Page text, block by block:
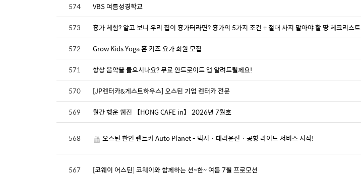
574
VBS 여름성경학교
573
흉가 체험? 알고 보니 우리 집이 흉가터라면? 흉가의 5가지 조건 + 절대 사지 말아야 할 땅 체크리스트
572
Grow Kids Yoga 홈 키즈 요가 회원 모집
571
항상 음악을 들으시나요? 무료 안드로이드 앱 알려드릴께요!
570
[JP렌터카&게스트하우스] 오스틴 기업 렌터카 전문
569
월간 행운 웹진 【HONG CAFE in】 2026년 7월호
568 오스틴 한인 렌트카 Auto Planet - 택시 · 대리운전 · 공항 라이드 서비스 시작!
567 [코웨이 어스틴] 코웨이와 함께하는 션~한~ 여름 7월 프로모션